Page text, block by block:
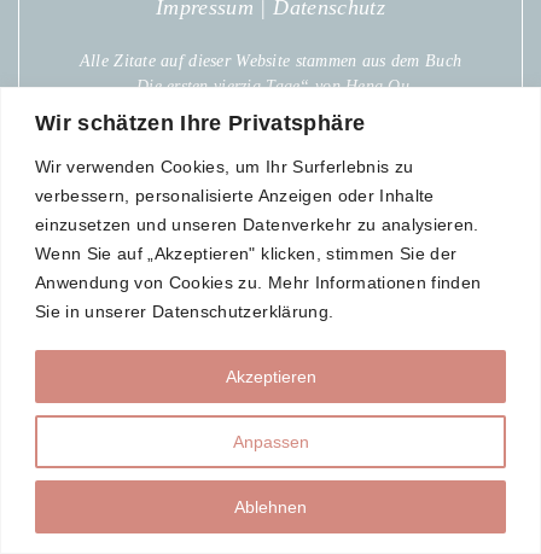
Wir schätzen Ihre Privatsphäre
Wir verwenden Cookies, um Ihr Surferlebnis zu
verbessern, personalisierte Anzeigen oder Inhalte
einzusetzen und unseren Datenverkehr zu analysieren.
Wenn Sie auf „Akzeptieren" klicken, stimmen Sie der
Anwendung von Cookies zu. Mehr Informationen finden
Sie in unserer Datenschutzerklärung.
Anpassen
Ablehnen
Akzeptieren
Impressum |Datenschutz
Alle Zitate auf dieser Website stammen aus dem Buch
„Die ersten vierzig Tage“ von Heng Ou.